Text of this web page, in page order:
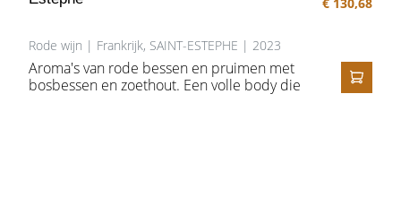
Rode wijn | Frankrijk, SAINT-ESTEPHE | 2023
Aroma's van rode bessen en pruimen met
bosbessen en zoethout. Een volle body die
IN